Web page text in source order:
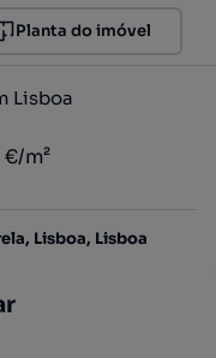
Planta do imóvel
Lisboa
€/m²
Lisboa, Lisboa